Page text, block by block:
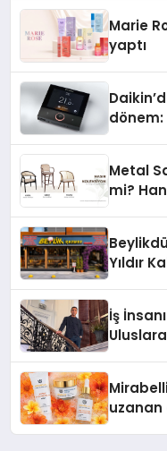
Marie
yaptı
dönem:
Metal
mi?
Yıldır
İş
uzanan